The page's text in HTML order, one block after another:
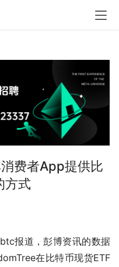
费者App提供比
方式
报道，彭博资讯的数据
在比特币现货ETF